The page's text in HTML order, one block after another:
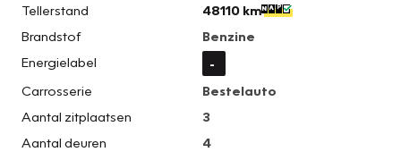
Tellerstand
48110 km
Brandstof
Benzine
Energielabel
-
Carrosserie
Bestelauto
Aantal zitplaatsen
3
Aantal deuren
4